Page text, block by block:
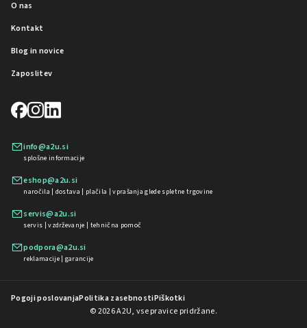
O nas
Kontakt
Blog in novice
Zaposlitev
info@a2u.si
splošne informacije
eshop@a2u.si
naročila | dostava | plačila | vprašanja glede spletne trgovine
servis@a2u.si
servis | vzdrževanje | tehnična pomoč
podpora@a2u.si
reklamacije | garancije
Pogoji poslovanjaPolitika zasebnostiPiškotki
© 2026 A2U, vse pravice pridržane.